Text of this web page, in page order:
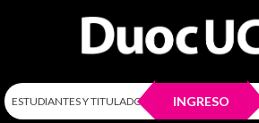
ESTUDIANTES Y TITULADOS INGRESO